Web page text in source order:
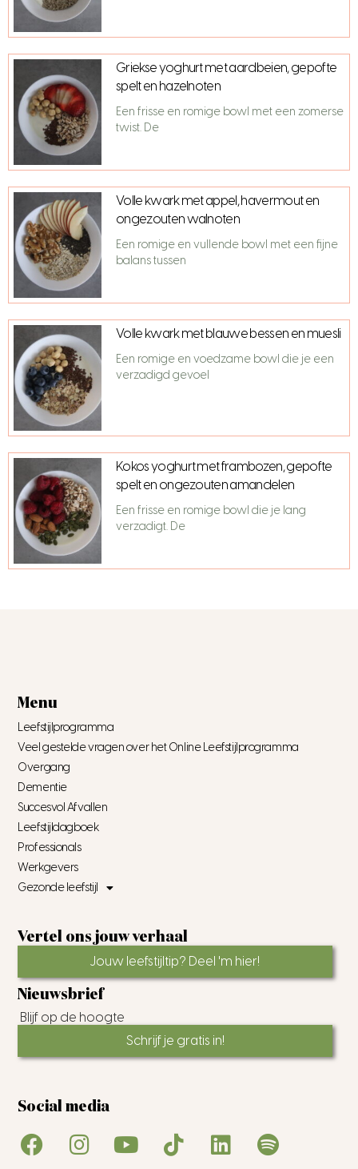
Griekse yoghurt met aardbeien, gepofte
spelt en hazelnoten
Een frisse en romige bowl met een zomerse
twist. De
Volle kwark met appel, havermout en
ongezouten walnoten
Een romige en vullende bowl met een fijne
balans tussen
Volle kwark met blauwe bessen en muesli
Een romige en voedzame bowl die je een
verzadigd gevoel
Kokos yoghurt met frambozen, gepofte
spelt en ongezouten amandelen
Een frisse en romige bowl die je lang
verzadigt. De
Menu
Leefstijlprogramma
Veel gestelde vragen over het Online Leefstijlprogramma
Overgang
Dementie
Succesvol Afvallen
Leefstijldagboek
Professionals
Werkgevers
Gezonde leefstijl
Vertel ons jouw verhaal
Jouw leefstijltip? Deel 'm hier!
Nieuwsbrief
Blijf op de hoogte
Schrijf je gratis in!
Social media